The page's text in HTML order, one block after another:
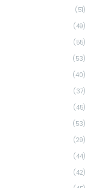
(51)
(49)
(55)
(53)
(40)
(37)
(45)
(53)
(29)
(44)
(42)